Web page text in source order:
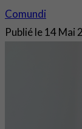
Comundi
Publié le14 Mai